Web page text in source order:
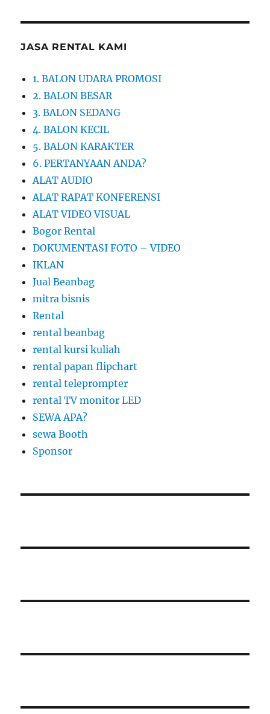
JASA RENTAL KAMI
1. BALON UDARA PROMOSI
2. BALON BESAR
3. BALON SEDANG
4. BALON KECIL
5. BALON KARAKTER
6. PERTANYAAN ANDA?
ALAT AUDIO
ALAT RAPAT KONFERENSI
ALAT VIDEO VISUAL
Bogor Rental
DOKUMENTASI FOTO – VIDEO
IKLAN
Jual Beanbag
mitra bisnis
Rental
rental beanbag
rental kursi kuliah
rental papan flipchart
rental teleprompter
rental TV monitor LED
SEWA APA?
sewa Booth
Sponsor